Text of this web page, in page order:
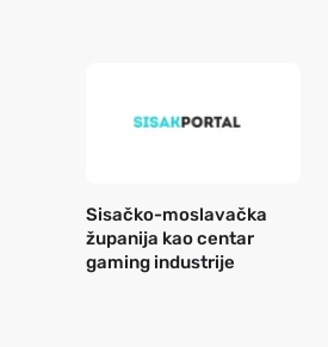
Sisačko-moslavačka
županija kao centar
gaming industrije